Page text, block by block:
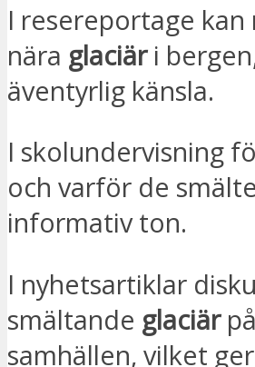
I resereportage
nära glaciäri
äventyrlig känsla.
I skolundervisning
och varför de
informativ ton.
I nyhetsartiklar
smältande glaciär
samhällen, vilket